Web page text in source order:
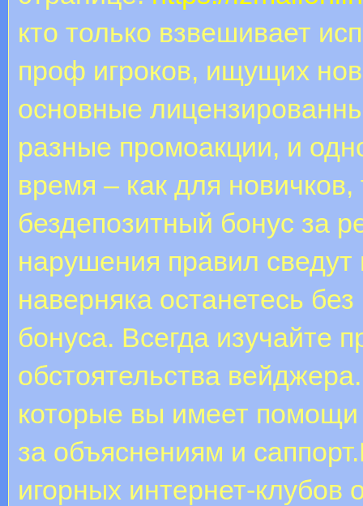
кто только взвешивает
проф игроков, ищущих
основные
разные промоакции, и
время – как для
бездепозитный бонус за
нарушения правил
наверняка останетесь
бонуса. Всегда изучайте
обстоятельства
которые вы имеет
за объяснениям и
игорных интернет-клубов